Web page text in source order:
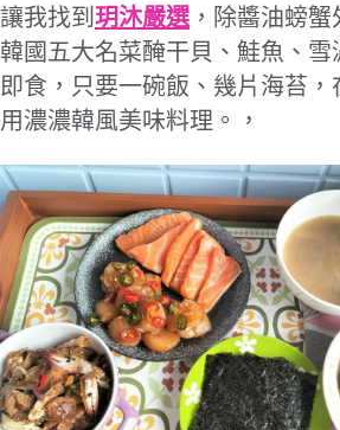
讓我找到 玥沐嚴選 ，除醬油螃
韓國五大名菜醃干貝、鮭魚、雪
即食，只要一碗飯、幾片海苔，
用濃濃韓風美味料理。
，